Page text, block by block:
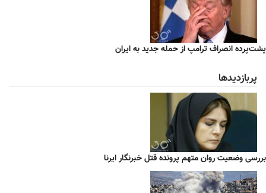
پشت‌پرده انصراف ترامپ از حمله جدید به ایران
پربازدیدها
بررسی وضعیت روان متهم پرونده قتل خبرنگار ایرنا